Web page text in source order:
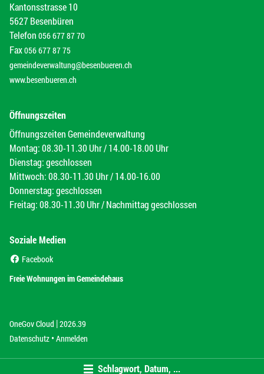
Schlagwort, Datum, ...
Kantonsstrasse 10
5627 Besenbüren
Telefon 056 677 87 70
Fax056 677 87 75
gemeindeverwaltung@besenbueren.ch
www.besenbueren.ch
Öffnungszeiten
Öffnungszeiten Gemeindeverwaltung
Montag: 08.30-11.30 Uhr / 14.00-18.00 Uhr
Dienstag: geschlossen
Mittwoch: 08.30-11.30 Uhr / 14.00-16.00
Donnerstag: geschlossen
Freitag: 08.30-11.30 Uhr / Nachmittag geschlossen
Soziale Medien
Facebook
Freie Wohnungen im Gemeindehaus
OneGov Cloud (External Link)
|2026.39
Datenschutz (External Link)
Anmelden